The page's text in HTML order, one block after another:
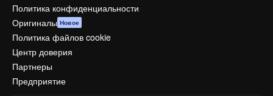
Политика конфиденциальности
Оригиналы Новое
Политика файлов cookie
Центр доверия
Партнеры
Предприятие